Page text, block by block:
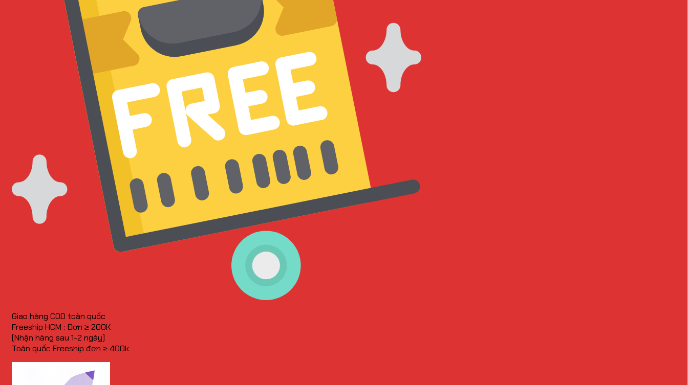
Giao hàng COD toàn quốc
Freeship HCM : Đơn ≥ 200K
(Nhận hàng sau 1-2 ngày)
Toàn quốc Freeship đơn ≥ 400k